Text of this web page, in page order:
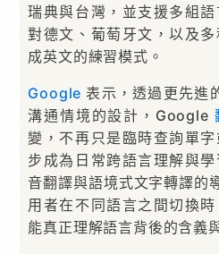
瑞典與台灣，並支援多組
對德文、葡萄牙文，以及
成英文的練習模式。
Google 表示，透過更先進
溝通情境的設計，Google
變，不再只是臨時查詢單
步成為日常跨語言理解與
音翻譯與語境式文字轉譯的
用者在不同語言之間切換
能真正理解語言背後的含義